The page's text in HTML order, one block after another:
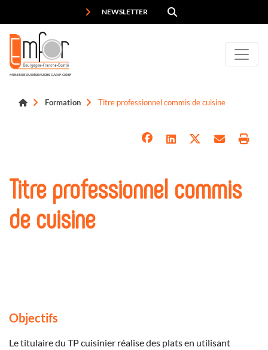
NEWSLETTER
MEMBRE DU RÉSEAU DES CARIF-OREF
Formation Titre professionnel commis de cuisine
Titre professionnel commis
de cuisine
Objectifs
Le titulaire du TP cuisinier réalise des plats en utilisant
Panneau de gestion des cookies